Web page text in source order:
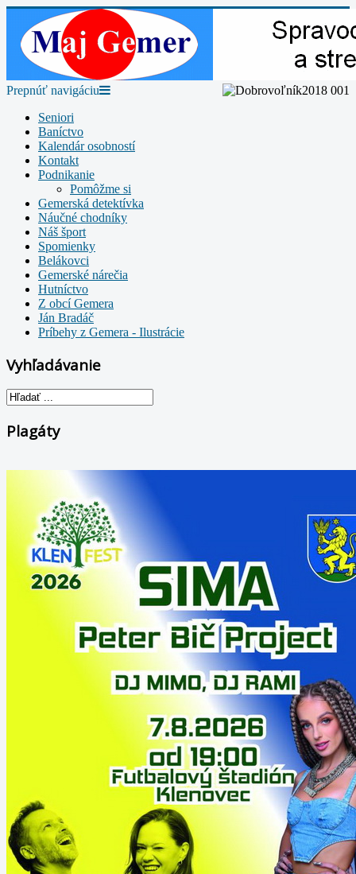
Prepnúť navigáciu
Seniori
Baníctvo
Kalendár osobností
Kontakt
Podnikanie
Pomôžme si
Gemerská detektívka
Náučné chodníky
Náš šport
Spomienky
Belákovci
Gemerské nárečia
Hutníctvo
Z obcí Gemera
Ján Bradáč
Príbehy z Gemera - Ilustrácie
Vyhľadávanie
Plagáty